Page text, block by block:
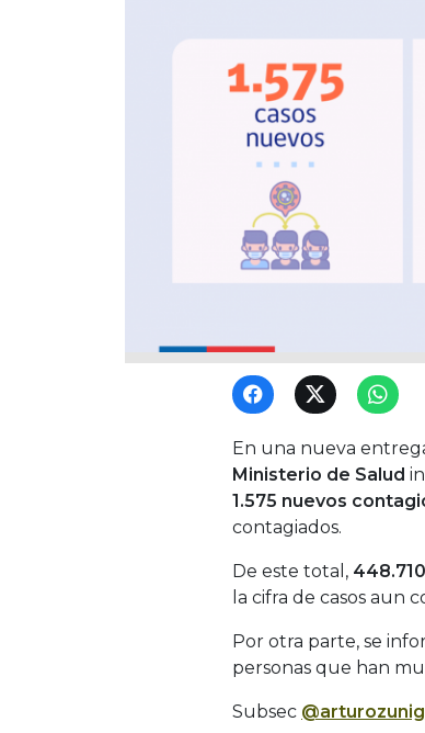
En una nueva
Ministerio de Salud
1.575 nuevos
contagiados.
De este total,
la cifra de casos aun
Por otra parte, se
personas que han
Subsec